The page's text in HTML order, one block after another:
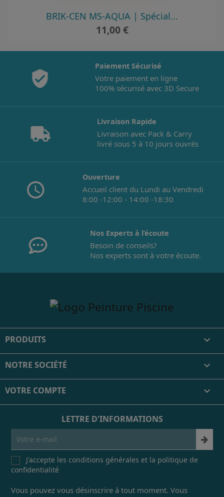
BRIK-CEN MS-AQUA | Spécial...
Prix
11,00 €
Paiement Sécurisé
Votre paiement en ligne
100% sécurisé avec 3D Secure
Livraison Rapide
Livraison avec Pack & Carry
livré sous 5 à 10 jours ouvrés
Ouverture
Accueil client du Lundi au Vendredi
8:00 -12:00 - 14:00 -18:30
Nos Experts à l’écoute
Besoin de conseils?
Nos experts sont à votre écoute.
PRODUITS 
NOTRE SOCIÉTÉ 
VOTRE COMPTE 
LETTRE D'INFORMATIONS
J'accepte les conditions générales et la politique de
confidentialité
Vous pouvez vous désinscrire à tout moment. Vous